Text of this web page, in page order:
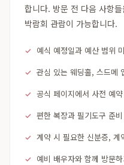
합니다. 방문 전 다음 사항
박람회 관람이 가능합니다.
예식 예정일과 예산 범위
관심 있는 웨딩홀, 스드메
공식 페이지에서 사전 예
편한 복장과 필기도구 준비
계약 시 필요한 신분증, 계
예비 배우자와 함께 방문